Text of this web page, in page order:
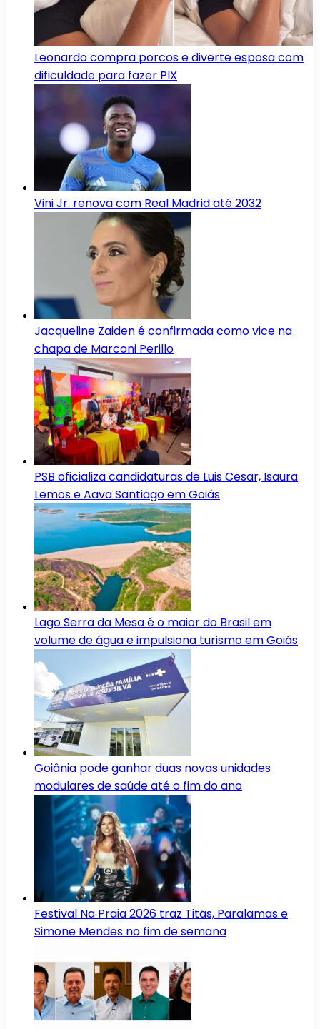
Leonardo compra porcos e diverte esposa com
dificuldade para fazer PIX
Vini Jr. renova com Real Madrid até 2032
Jacqueline Zaiden é confirmada como vice na
chapa de Marconi Perillo
PSB oficializa candidaturas de Luis Cesar, Isaura
Lemos e Aava Santiago em Goiás
Lago Serra da Mesa é o maior do Brasil em
volume de água e impulsiona turismo em Goiás
Goiânia pode ganhar duas novas unidades
modulares de saúde até o fim do ano
Festival Na Praia 2026 traz Titãs, Paralamas e
Simone Mendes no fim de semana